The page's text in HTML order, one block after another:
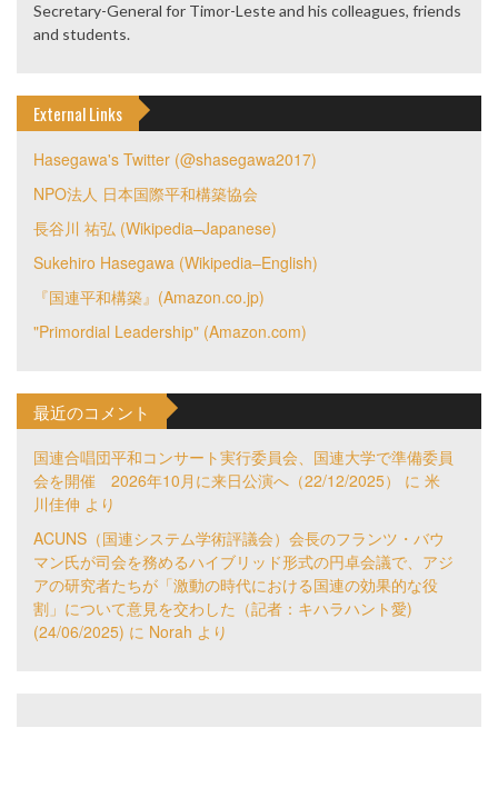
Secretary-General for Timor-Leste and his colleagues, friends
and students.
External Links
Hasegawa's Twitter (@shasegawa2017)
NPO法人 日本国際平和構築協会
長谷川 祐弘 (Wikipedia–Japanese)
Sukehiro Hasegawa (Wikipedia–English)
『国連平和構築』(Amazon.co.jp)
"Primordial Leadership" (Amazon.com)
最近のコメント
国連合唱団平和コンサート実行委員会、国連大学で準備委員
会を開催 2026年10月に来日公演へ（22/12/2025）
に 米
川佳伸 より
ACUNS（国連システム学術評議会）会長のフランツ・バウ
マン氏が司会を務めるハイブリッド形式の円卓会議で、アジ
アの研究者たちが「激動の時代における国連の効果的な役
割」について意見を交わした（記者：キハラハント愛)
(24/06/2025) に Norah より